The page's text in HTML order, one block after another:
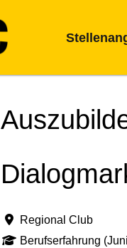
Regional Club
Berufserfahrung